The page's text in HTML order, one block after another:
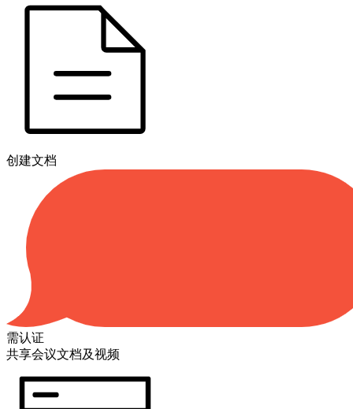
创建文档
需认证
共享会议文档及视频